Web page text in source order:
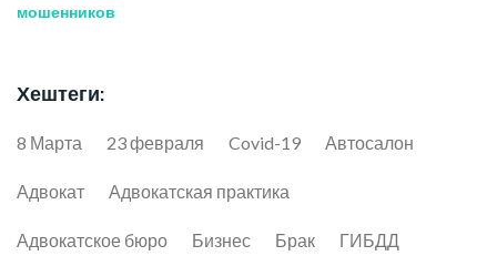
мошенников
Хештеги:
8 Марта 23 февраля Covid-19 Автосалон
Адвокат Адвокатская практика
Адвокатское бюро Бизнес Брак ГИБДД